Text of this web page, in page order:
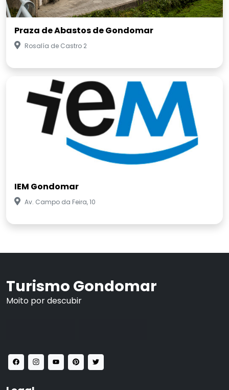
Praza de Abastos de Gondomar
Rosalía de Castro 2
IEM Gondomar
Av. Campo da Feira, 10
Turismo Gondomar
Moito por descubir